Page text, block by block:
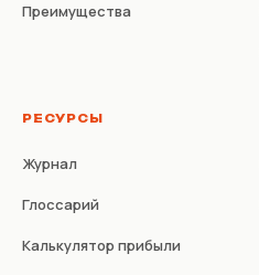
Преимущества
РЕСУРСЫ
Журнал
Глоссарий
Калькулятор прибыли